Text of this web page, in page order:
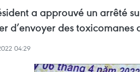
a approuvé un arrêté
d’envoyer des toxicomanes
04:29